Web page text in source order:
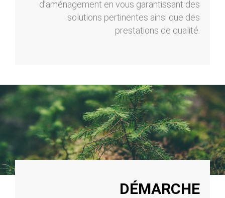
d’aménagement en vous garantissant des
solutions pertinentes ainsi que des
prestations de qualité.
DÉMARCHE